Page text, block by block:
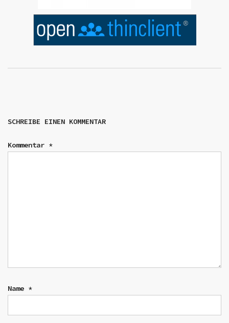
SCHREIBE EINEN KOMMENTAR
Kommentar *
Name *